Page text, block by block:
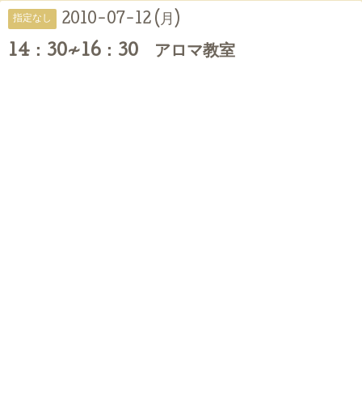
指定なし 2010-07-12 (月)
14：30≁16：30 アロマ教室